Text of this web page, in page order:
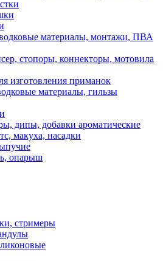
материалы, монтажи, ПВА
стопоры, коннекторы, мотовила
изготовления приманок
материалы, гильзы
дипы, добавки ароматические
макуха, насадки
опарыш
стримеры